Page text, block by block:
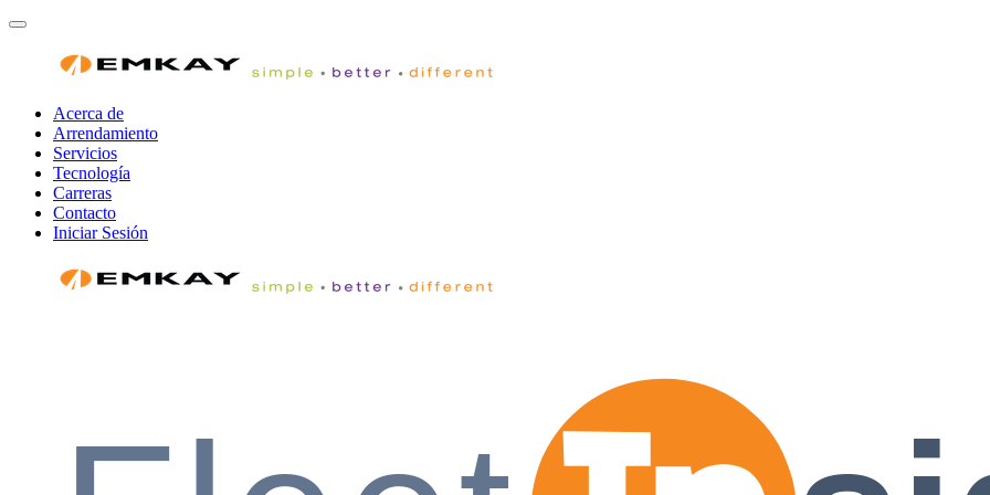
Acerca de
Arrendamiento
Servicios
Tecnología
Carreras
Contacto
Iniciar Sesión